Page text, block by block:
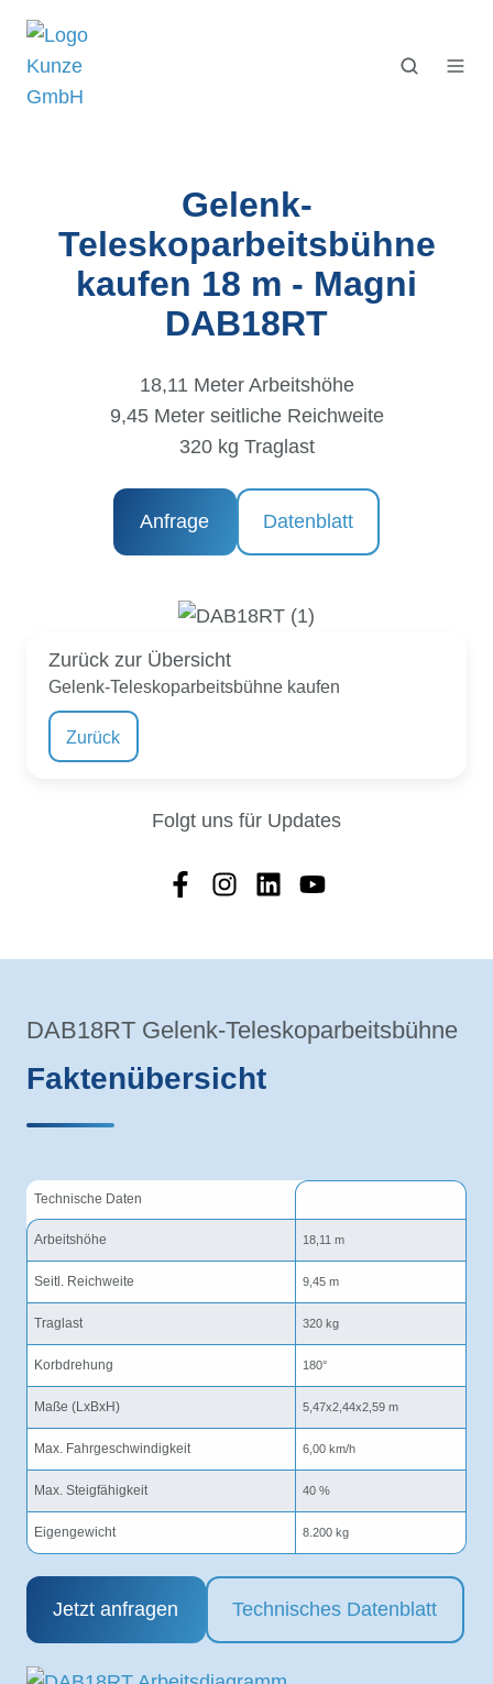
Gelenk-
Teleskoparbeitsbühne
kaufen 18 m - Magni
DAB18RT
18,11 Meter Arbeitshöhe
9,45 Meter seitliche Reichweite
320 kg Traglast
Anfrage Datenblatt
Zurück zur Übersicht
Gelenk-Teleskoparbeitsbühne kaufen
Zurück
Folgt uns für Updates
DAB18RT Gelenk-Teleskoparbeitsbühne
Faktenübersicht
Technische Daten
Arbeitshöhe 18,11 m
Seitl. Reichweite 9,45 m
Traglast 320 kg
Korbdrehung 180°
Maße (LxBxH) 5,47x2,44x2,59 m
Max. Fahrgeschwindigkeit 6,00 km/h
Max. Steigfähigkeit 40 %
Eigengewicht 8.200 kg
Jetzt anfragen Technisches Datenblatt